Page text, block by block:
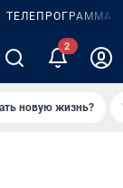
ТЕЛЕПРОГРАММА
2
новую жизнь?